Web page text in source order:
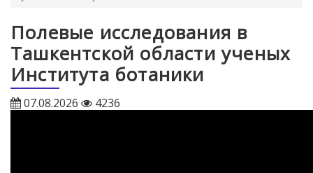
Полевые исследования в
Ташкентской области ученых
Института ботаники
07.08.2026 4236